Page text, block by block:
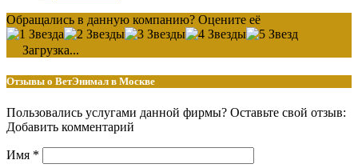
Обращались в данную компанию? Оцените её
Загрузка...
Отзывы о ВетЭнимал в Москве
Пользовались услугами данной фирмы? Оставьте свой отзыв:
Добавить комментарий
Имя *